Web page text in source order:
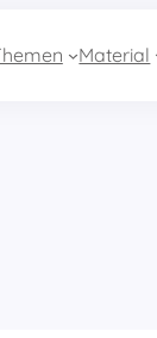
Material